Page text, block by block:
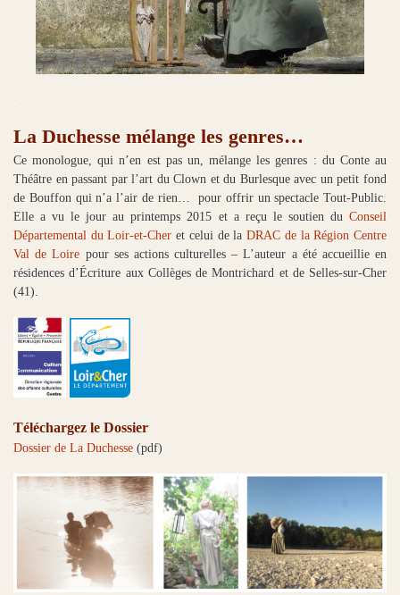
La Duchesse mélange les genres…
Ce monologue, qui n’en est pas un, mélange les genres : du Conte au
Théâtre en passant par l’art du Clown et du Burlesque avec un petit fond
de Bouffon qui n’a l’air de rien… pour offrir un spectacle Tout-Public.
Elle a vu le jour au printemps 2015 et a reçu le soutien du Conseil
Départemental du Loir-et-Cher et celui de laDRAC de la Région Centre
Val de Loire pour ses actions culturelles – L’auteur a été accueillie en
résidences d’Écriture aux Collèges de Montrichard et de Selles-sur-Cher
(41).
Téléchargez le Dossier
Dossier de La Duchesse (pdf)